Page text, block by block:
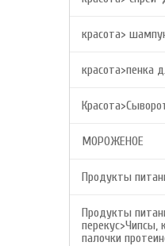
красота>
красота>пенка
МОРОЖЕНОЕ
Продукты
Продукты
перекус>Чипсы,
палочки